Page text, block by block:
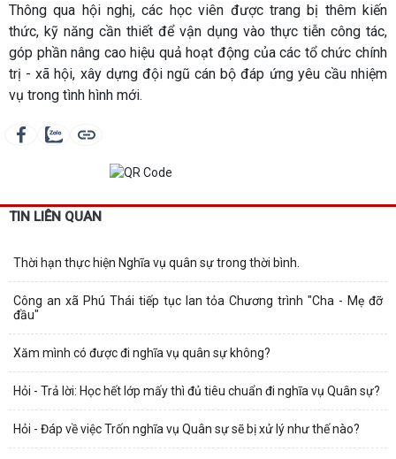
​Thông qua hội nghị, các học viên được trang bị thêm kiến
thức, kỹ năng cần thiết để vận dụng vào thực tiễn công tác,
góp phần nâng cao hiệu quả hoạt động của các tổ chức chính
trị - xã hội, xây dựng đội ngũ cán bộ đáp ứng yêu cầu nhiệm
vụ trong tình hình mới.
TIN LIÊN QUAN
Thời hạn thực hiện Nghĩa vụ quân sự trong thời bình.
Công an xã Phú Thái tiếp tục lan tỏa Chương trình "Cha - Mẹ đỡ
đầu"
Xăm mình có được đi nghĩa vụ quân sự không?
Hỏi - Trả lời: Học hết lớp mấy thì đủ tiêu chuẩn đi nghĩa vụ Quân sự?
Hỏi - Đáp về việc Trốn nghĩa vụ Quân sự sẽ bị xử lý như thế nào?